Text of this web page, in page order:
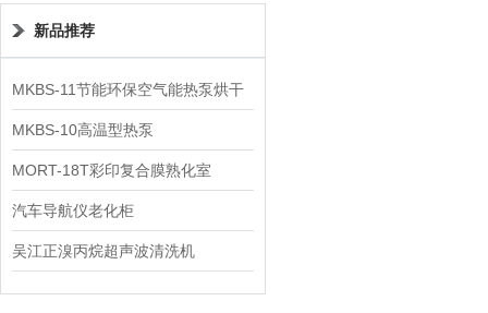
新品推荐
MKBS-11节能环保空气能热泵烘干
机
MKBS-10高温型热泵
MORT-18T彩印复合膜熟化室
汽车导航仪老化柜
吴江正溴丙烷超声波清洗机